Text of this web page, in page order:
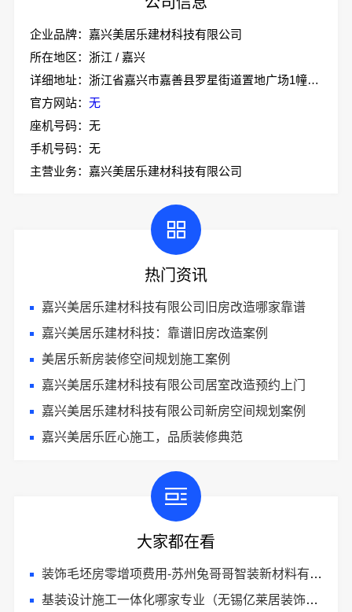
企业品牌：嘉兴美居乐建材科技有限公司
所在地区：浙江 / 嘉兴
详细地址：浙江省嘉兴市嘉善县罗星街道置地广场1幢701-7
官方网站： 无
座机号码：无
手机号码：无
主营业务：嘉兴美居乐建材科技有限公司
热门资讯
嘉兴美居乐建材科技有限公司旧房改造哪家靠谱
嘉兴美居乐建材科技：靠谱旧房改造案例
美居乐新房装修空间规划施工案例
嘉兴美居乐建材科技有限公司居室改造预约上门
嘉兴美居乐建材科技有限公司新房空间规划案例
嘉兴美居乐匠心施工，品质装修典范
大家都在看
装饰毛坯房零增项费用-苏州兔哥哥智装新材料有限公司预算透明
基装设计施工一体化哪家专业（无锡亿莱居装饰工程材料有限公司）